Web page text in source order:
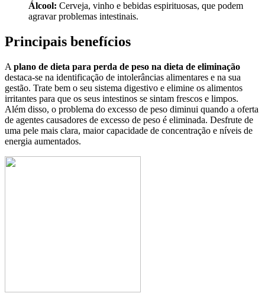
Álcool: Cerveja, vinho e bebidas espirituosas, que podem
agravar problemas intestinais.
Principais benefícios
A plano de dieta para perda de peso na dieta de eliminação
destaca-se na identificação de intolerâncias alimentares e na sua
gestão. Trate bem o seu sistema digestivo e elimine os alimentos
irritantes para que os seus intestinos se sintam frescos e limpos.
Além disso, o problema do excesso de peso diminui quando a oferta
de agentes causadores de excesso de peso é eliminada. Desfrute de
uma pele mais clara, maior capacidade de concentração e níveis de
energia aumentados.